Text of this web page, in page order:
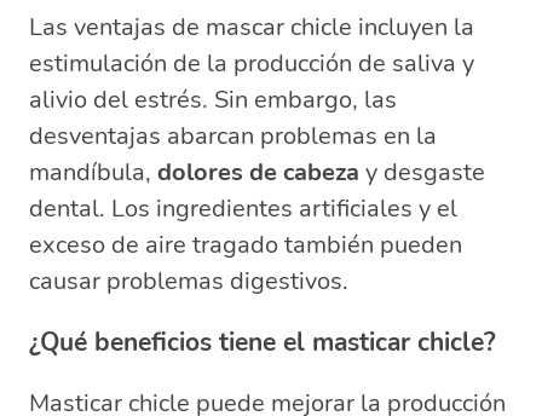
Las ventajas de mascar chicle incluyen la
estimulación de la producción de saliva y
alivio del estrés. Sin embargo, las
desventajas abarcan problemas en la
mandíbula, dolores de cabeza y desgaste
dental. Los ingredientes artificiales y el
exceso de aire tragado también pueden
causar problemas digestivos.
¿Qué beneficios tiene el masticar chicle?
Masticar chicle puede mejorar la producción